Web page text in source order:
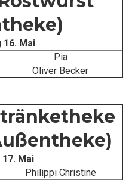
16. Mai
Pia
Oliver Becker
Mai
Philippi Christine